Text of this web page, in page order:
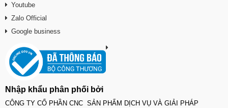
Youtube
Zalo Official
Google business
Nhập khẩu phân phối bởi
CÔNG TY CỔ PHẦN CNC SẢN PHẨM DỊCH VỤ VÀ GIẢI PHÁP